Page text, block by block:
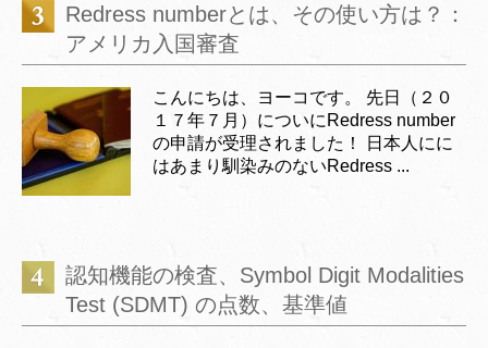
Redress numberとは、その使い方は？：
アメリカ入国審査
こんにちは、ヨーコです。 先日（２０
１７年７月）についにRedress number
の申請が受理されました！ 日本人にに
はあまり馴染みのないRedress ...
認知機能の検査、Symbol Digit Modalities
Test (SDMT) の点数、基準値